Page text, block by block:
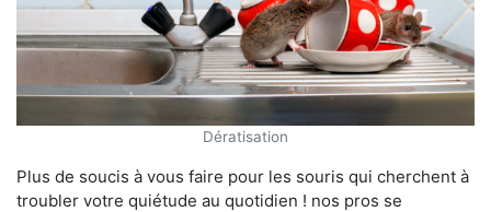
Dératisation
Plus de soucis à vous faire pour les souris qui cherchent à
troubler votre quiétude au quotidien ! nos pros se